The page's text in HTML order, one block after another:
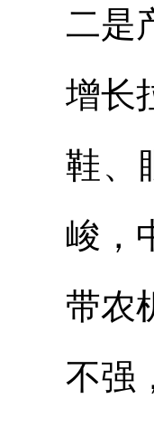
二是
增长
鞋、
峻，
带农
不强